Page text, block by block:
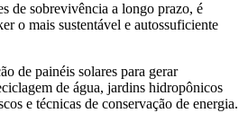
de sobrevivência a longo prazo, é
o mais sustentável e autossuficiente
de painéis solares para gerar
de água, jardins hidropônicos
e técnicas de conservação de energia.